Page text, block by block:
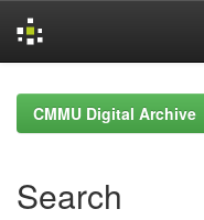
navigationCMMU Digital Archive
Search